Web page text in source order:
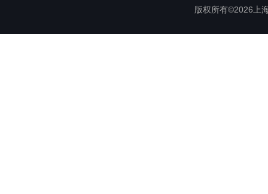
版权所有©2026